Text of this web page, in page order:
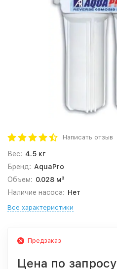
Написать отзыв
Вес: 4.5 кг
Бренд: AquaPro
Объем: 0.028 м³
Наличие насоса: Нет
Все характеристики
Предзаказ
Цена по запросу